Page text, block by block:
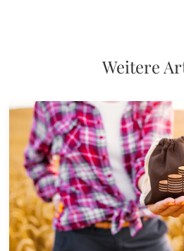
Weitere